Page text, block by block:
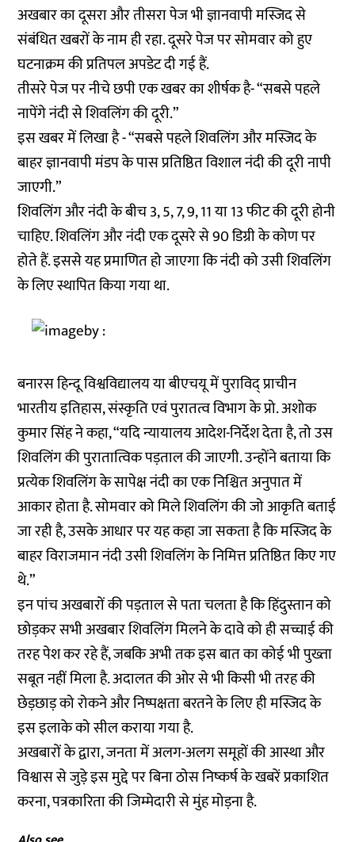
अखबार का दूसरा और तीसरा पेज भी ज्ञानवापी मस्जिद से
संबंधित खबरों के नाम ही रहा. दूसरे पेज पर सोमवार को हुए
घटनाक्रम की प्रतिपल अपडेट दी गई हैं.
तीसरे पेज पर नीचे छपी एक खबर का शीर्षक है- “सबसे पहले
नापेंगे नंदी से शिवलिंग की दूरी.”
इस खबर में लिखा है - “सबसे पहले शिवलिंग और मस्जिद के
बाहर ज्ञानवापी मंडप के पास प्रतिष्ठित विशाल नंदी की दूरी नापी
जाएगी.”
शिवलिंग और नंदी के बीच 3, 5, 7, 9, 11 या 13 फीट की दूरी होनी
चाहिए. शिवलिंग और नंदी एक दूसरे से 90 डिग्री के कोण पर
होते हैं. इससे यह प्रमाणित हो जाएगा कि नंदी को उसी शिवलिंग
के लिए स्थापित किया गया था.
बनारस हिन्दू विश्वविद्यालय या बीएचयू में पुराविद् प्राचीन
भारतीय इतिहास, संस्कृति एवं पुरातत्व विभाग के प्रो. अशोक
कुमार सिंह ने कहा, “यदि न्यायालय आदेश-निर्देश देता है, तो उस
शिवलिंग की पुरातात्विक पड़ताल की जाएगी. उन्होंने बताया कि
प्रत्येक शिवलिंग के सापेक्ष नंदी का एक निश्चित अनुपात में
आकार होता है. सोमवार को मिले शिवलिंग की जो आकृति बताई
जा रही है, उसके आधार पर यह कहा जा सकता है कि मस्जिद के
बाहर विराजमान नंदी उसी शिवलिंग के निमित्त प्रतिष्ठित किए गए
थे.”
इन पांच अखबारों की पड़ताल से पता चलता है कि हिंदुस्तान को
छोड़कर सभी अखबार शिवलिंग मिलने के दावे को ही सच्चाई की
तरह पेश कर रहे हैं, जबकि अभी तक इस बात का कोई भी पुख्ता
सबूत नहीं मिला है. अदालत की ओर से भी किसी भी तरह की
छेड़छाड़ को रोकने और निष्पक्षता बरतने के लिए ही मस्जिद के
इस इलाके को सील कराया गया है.
अखबारों के द्वारा, जनता में अलग-अलग समूहों की आस्था और
विश्वास से जुड़े इस मुद्दे पर बिना ठोस निष्कर्ष के खबरें प्रकाशित
करना, पत्रकारिता की जिम्मेदारी से मुंह मोड़ना है.